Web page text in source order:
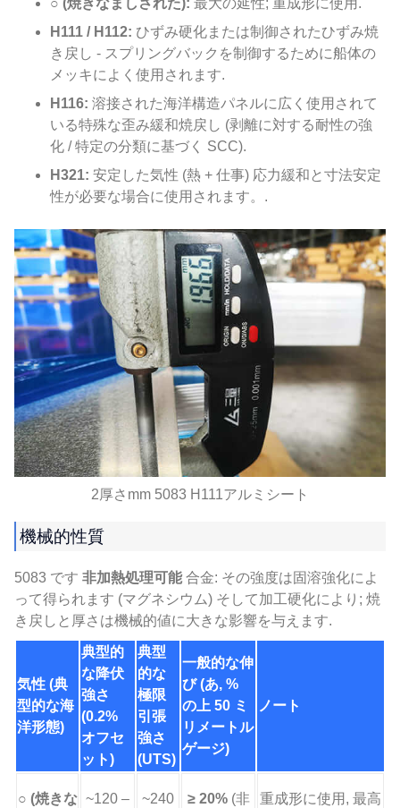
H111 / H112: ひずみ硬化または制御されたひずみ焼
き戻し - スプリングバックを制御するために船体の
メッキによく使用されます.
H116: 溶接された海洋構造パネルに広く使用されて
いる特殊な歪み緩和焼戻し (剥離に対する耐性の強
化 / 特定の分類に基づく SCC).
H321: 安定した気性 (熱 + 仕事) 応力緩和と寸法安定
性が必要な場合に使用されます。.
2厚さmm 5083 H111アルミシート
機械的性質
5083 です 非加熱処理可能合金: その強度は固溶強化によ
って得られます (マグネシウム) そして加工硬化により; 焼
き戻しと厚さは機械的値に大きな影響を与えます.
気性 (典
型的な海
洋形態)
典型的
な降伏
強さ
(0.2%
オフセ
ット)
典型
的な
極限
引張
強さ
(UTS)
一般的な伸
び (あ, %
の上 50 ミ
リメートル
ゲージ)
ノート
○ (焼きな ~120 –
~240
≥ 20%(非
重成形に使用, 最高